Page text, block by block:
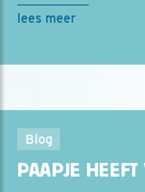
lees meer
Blog
PAAPJE